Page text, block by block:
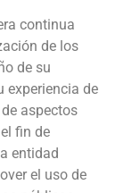
continua
de los
de su
experiencia de
aspectos
fin de
entidad
el uso de